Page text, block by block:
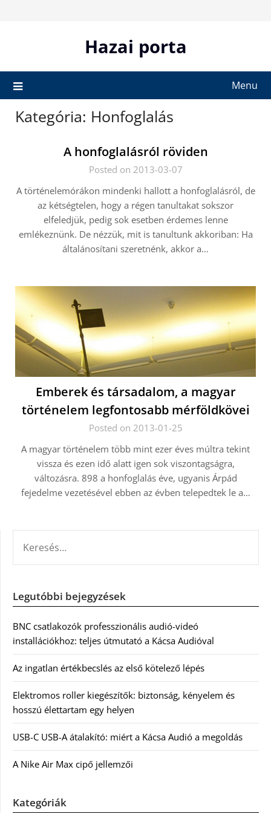
Hazai porta
Menu
Kategória: Honfoglalás
A honfoglalásról röviden
Posted on 2013-03-07
A történelemórákon mindenki hallott a honfoglalásról, de
az kétségtelen, hogy a régen tanultakat sokszor
elfeledjük, pedig sok esetben érdemes lenne
emlékeznünk. De nézzük, mit is tanultunk akkoriban: Ha
általánosítani szeretnénk, akkor a…
Emberek és társadalom, a magyar
történelem legfontosabb mérföldkövei
Posted on 2013-01-25
A magyar történelem több mint ezer éves múltra tekint
vissza és ezen idő alatt igen sok viszontagságra,
változásra. 898 a honfoglalás éve, ugyanis Árpád
fejedelme vezetésével ebben az évben telepedtek le a…
Legutóbbi bejegyzések
BNC csatlakozók professzionális audió-videó
installációkhoz: teljes útmutató a Kácsa Audióval
Az ingatlan értékbecslés az első kötelező lépés
Elektromos roller kiegészítők: biztonság, kényelem és
hosszú élettartam egy helyen
USB-C USB-A átalakító: miért a Kácsa Audió a megoldás
A Nike Air Max cipő jellemzői
Kategóriák